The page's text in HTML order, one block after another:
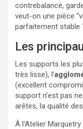
contrebalancé,
veut-on une pièce
parfaitement stable
Les
Les supports les
très lisse), l’
(excellent
support n’est pas
arêtes, la qualité
À l’Atelier